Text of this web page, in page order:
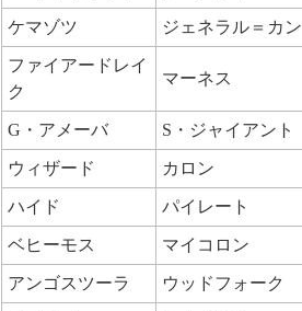
ケマゾツ ジェネラル＝カン
ファイアードレイ
ク
マーネス
G・アメーバ S・ジャイアント
ウィザード カロン
ハイド パイレート
ベヒーモス マイコロン
アンゴスツーラ ウッドフォーク